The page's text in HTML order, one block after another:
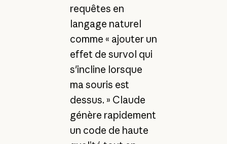
requêtes en
langage naturel
comme « ajouter un
effet de survol qui
s'incline lorsque
ma souris est
dessus. » Claude
génère rapidement
un code de haute